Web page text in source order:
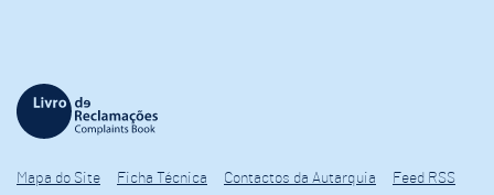
Mapa do Site Ficha Técnica Contactos da Autarquia Feed RSS